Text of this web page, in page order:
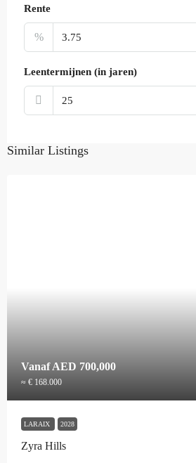
Rente
%
Leentermijnen (in jaren)
Similar Listings
VanafAED 700,000
≈ € 168.000
LARAIX 2028
Zyra Hills